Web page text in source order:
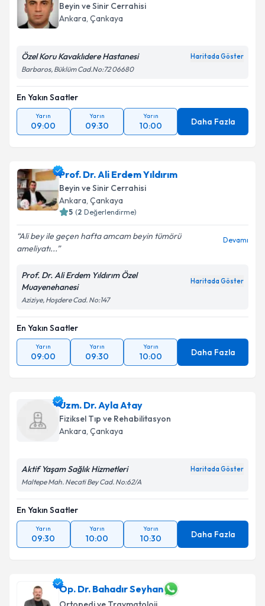
Beyin ve Sinir Cerrahisi
Ankara, Çankaya
Özel Koru Kavaklıdere Hastanesi Haritada Göster
Barbaros, Büklüm Cad.No:72 06680
En Yakın Saatler
Yarın
09:00
Yarın
09:30
Yarın
10:00 Daha Fazla
Prof. Dr. Ali Erdem Yıldırım
Beyin ve Sinir Cerrahisi
Ankara, Çankaya
5 (2 Değerlendirme)
Ali bey ile geçen hafta amcam beyin tümörü
ameliyatı...
Devamı
Prof. Dr. Ali Erdem Yıldırım Özel
Muayenehanesi
Haritada Göster
Aziziye, Hoşdere Cad. No:147
En Yakın Saatler
Yarın
09:00
Yarın
09:30
Yarın
10:00 Daha Fazla
Uzm. Dr. Ayla Atay
Fiziksel Tıp ve Rehabilitasyon
Ankara, Çankaya
Aktif Yaşam Sağlık Hizmetleri Haritada Göster
Maltepe Mah. Necati Bey Cad. No:62/A
En Yakın Saatler
Yarın
09:30
Yarın
10:00
Yarın
10:30 Daha Fazla
Op. Dr. Bahadır Seyhan